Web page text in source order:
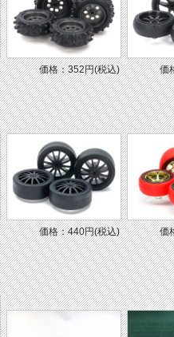
価格：352円(税込) 価
価格：440円(税込) 価